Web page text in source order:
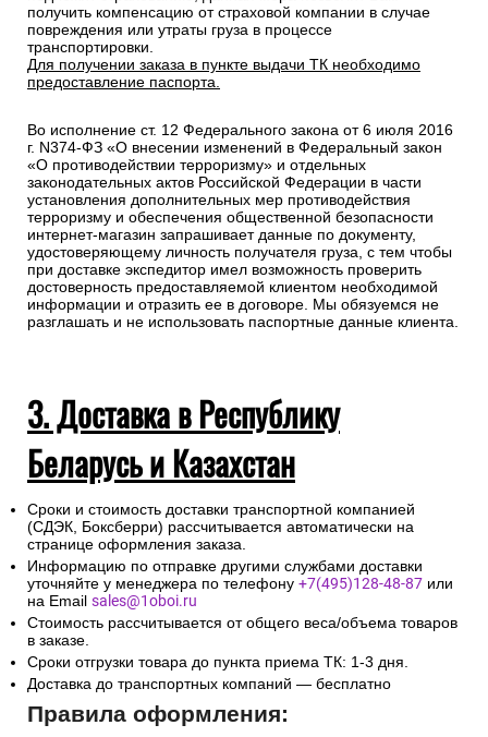
получить компенсацию от страховой компании в случае
повреждения или утраты груза в процессе
транспортировки.
Для получении заказа в пункте выдачи ТК необходимо
предоставление паспорта.
Во исполнение ст. 12 Федерального закона от 6 июля 2016
г. N374-ФЗ «О внесении изменений в Федеральный закон
«О противодействии терроризму» и отдельных
законодательных актов Российской Федерации в части
установления дополнительных мер противодействия
терроризму и обеспечения общественной безопасности
интернет-магазин запрашивает данные по документу,
удостоверяющему личность получателя груза, с тем чтобы
при доставке экспедитор имел возможность проверить
достоверность предоставляемой клиентом необходимой
информации и отразить ее в договоре. Мы обязуемся не
разглашать и не использовать паспортные данные клиента.
3. Доставка в Республику
Беларусь и Казахстан
Сроки и стоимость доставки транспортной компанией
(СДЭК, Боксберри) рассчитывается автоматически на
странице оформления заказа.
Информацию по отправке другими службами доставки
уточняйте у менеджера по телефону +7(495)128-48-87 или
на Email sales@1oboi.ru
Стоимость рассчитывается от общего веса/объема товаров
в заказе.
Сроки отгрузки товара до пункта приема ТК: 1-3 дня.
Доставка до транспортных компаний — бесплатно
Правила оформления: